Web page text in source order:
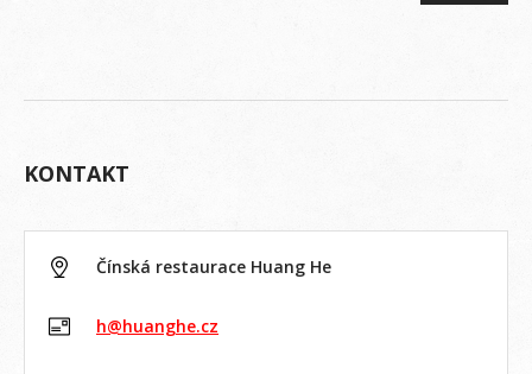
KONTAKT
Čínská restaurace Huang He
h@huanghe.cz